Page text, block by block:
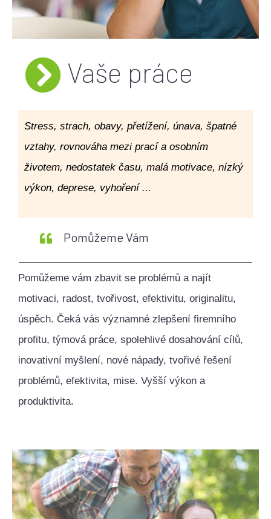
Vaše práce
Stress, strach, obavy, přetížení, únava, špatné
vztahy, rovnováha mezi prací a osobním
životem, nedostatek času, malá motivace, nízký
výkon, deprese, vyhoření ...
Pomůžeme Vám
Pomůžeme vám zbavit se problémů a najít
motivaci, radost, tvořivost, efektivitu, originalitu,
úspěch. Čeká vás významné zlepšení firemního
profitu, týmová práce, spolehlivé dosahování cílů,
inovativní myšlení, nové nápady, tvořivé řešení
problémů, efektivita, mise. Vyšší výkon a
produktivita.